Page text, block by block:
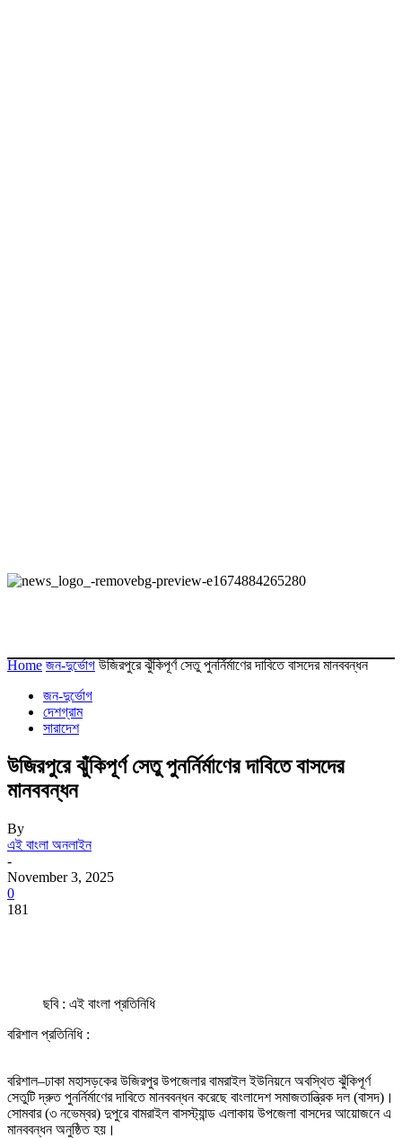
Home জন-দুর্ভোগ উজিরপুরে ঝুঁকিপূর্ণ সেতু পুনর্নির্মাণের দাবিতে বাসদের মানববন্ধন
জন-দুর্ভোগ
দেশগ্রাম
সারাদেশ
উজিরপুরে ঝুঁকিপূর্ণ সেতু পুনর্নির্মাণের দাবিতে বাসদের
মানববন্ধন
By
এই বাংলা অনলাইন
-
November 3, 2025
0
181
ছবি : এই বাংলা প্রতিনিধি
বরিশাল প্রতিনিধি :
বরিশাল–ঢাকা মহাসড়কের উজিরপুর উপজেলার বামরাইল ইউনিয়নে অবস্থিত ঝুঁকিপূর্ণ
সেতুটি দ্রুত পুনর্নির্মাণের দাবিতে মানববন্ধন করেছে বাংলাদেশ সমাজতান্ত্রিক দল (বাসদ)।
সোমবার (৩ নভেম্বর) দুপুরে বামরাইল বাসস্ট্যান্ড এলাকায় উপজেলা বাসদের আয়োজনে এ
মানববন্ধন অনুষ্ঠিত হয়।